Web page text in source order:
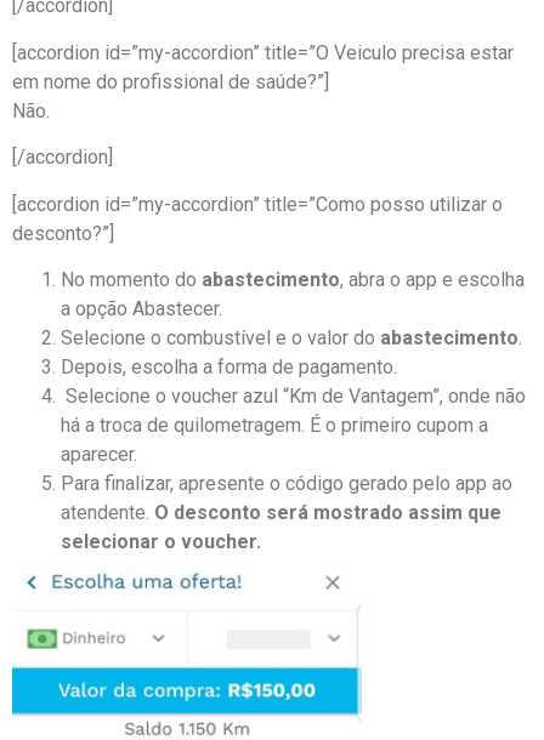
[/accordion]
[accordion id=”my-accordion” title=”O Veiculo precisa estar
em nome do profissional de saúde?”]
Não.
[/accordion]
[accordion id=”my-accordion” title=”Como posso utilizar o
desconto?”]
No momento do abastecimento, abra o app e escolha
a opção Abastecer.
Selecione o combustível e o valor do abastecimento.
Depois, escolha a forma de pagamento.
Selecione o voucher azul “Km de Vantagem”, onde não
há a troca de quilometragem. É o primeiro cupom a
aparecer.
Para finalizar, apresente o código gerado pelo app ao
atendente. O desconto será mostrado assim que
selecionar o voucher.